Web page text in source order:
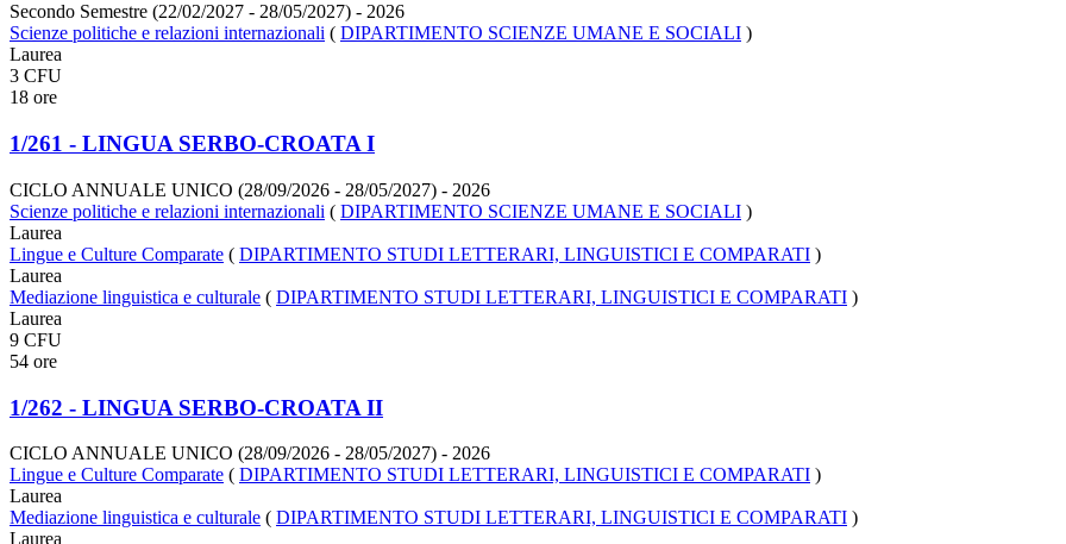
Secondo Semestre (22/02/2027 - 28/05/2027) - 2026
Scienze politiche e relazioni internazionali ( DIPARTIMENTO SCIENZE UMANE E SOCIALI )
Laurea
3 CFU
18 ore
1/261 - LINGUA SERBO-CROATA I
CICLO ANNUALE UNICO (28/09/2026 - 28/05/2027) - 2026
Scienze politiche e relazioni internazionali ( DIPARTIMENTO SCIENZE UMANE E SOCIALI )
Laurea
Lingue e Culture Comparate ( DIPARTIMENTO STUDI LETTERARI, LINGUISTICI E COMPARATI )
Laurea
Mediazione linguistica e culturale ( DIPARTIMENTO STUDI LETTERARI, LINGUISTICI E COMPARATI )
Laurea
9 CFU
54 ore
1/262 - LINGUA SERBO-CROATA II
CICLO ANNUALE UNICO (28/09/2026 - 28/05/2027) - 2026
Lingue e Culture Comparate ( DIPARTIMENTO STUDI LETTERARI, LINGUISTICI E COMPARATI )
Laurea
Mediazione linguistica e culturale ( DIPARTIMENTO STUDI LETTERARI, LINGUISTICI E COMPARATI )
Laurea